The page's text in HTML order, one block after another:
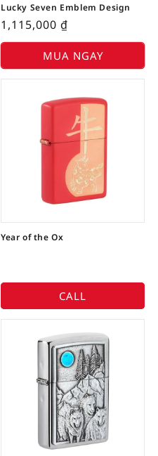
Lucky Seven Emblem Design
1,115,000 ₫
MUA NGAY
Year of the Ox
CALL